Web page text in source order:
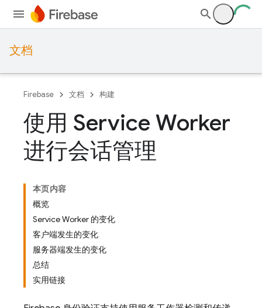
文档
Firebase 文档 构建
使用 Service Worker
进行会话管理
本页内容
概览
Service Worker 的变化
客户端发生的变化
服务器端发生的变化
总结
实用链接